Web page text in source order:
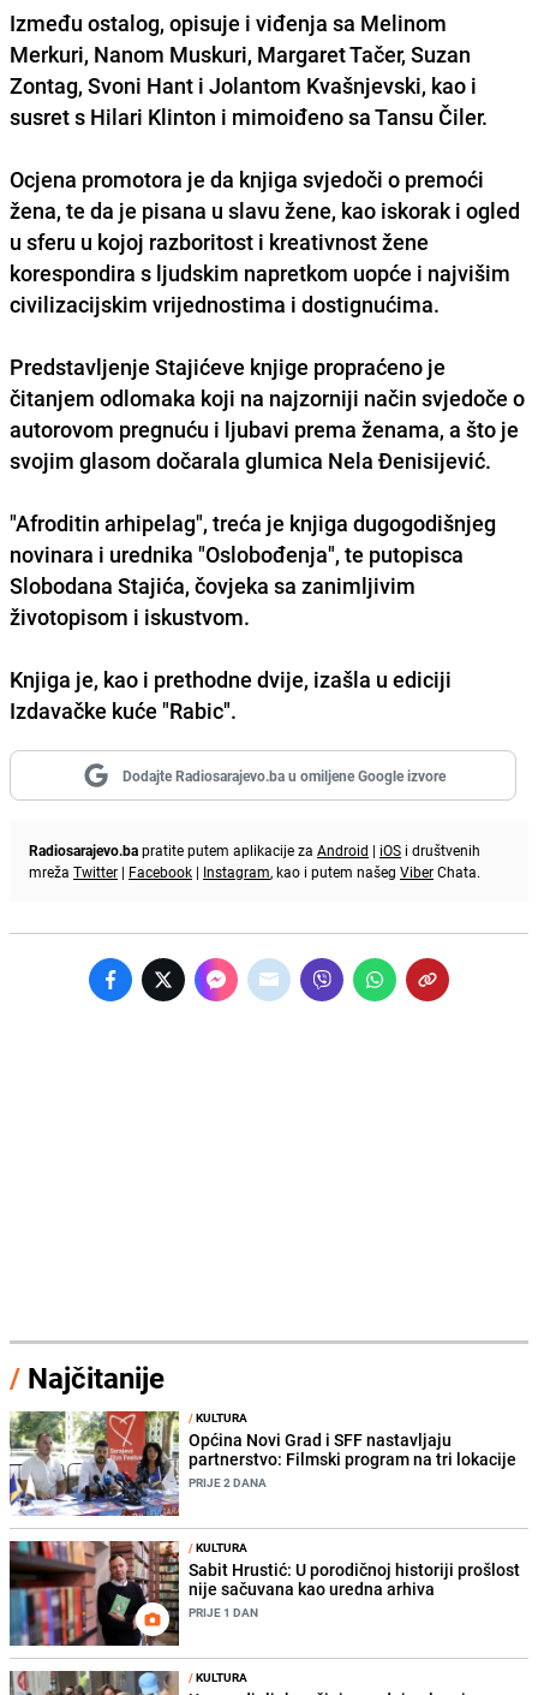
Između ostalog, opisuje i viđenja sa Melinom
Merkuri, Nanom Muskuri, Margaret Tačer, Suzan
Zontag, Svoni Hant i Jolantom Kvašnjevski, kao i
susret s Hilari Klinton i mimoiđeno sa Tansu Čiler.
Ocjena promotora je da knjiga svjedoči o premoći
žena, te da je pisana u slavu žene, kao iskorak i ogled
u sferu u kojoj razboritost i kreativnost žene
korespondira s ljudskim napretkom uopće i najvišim
civilizacijskim vrijednostima i dostignućima.
Predstavljenje Stajićeve knjige propraćeno je
čitanjem odlomaka koji na najzorniji način svjedoče o
autorovom pregnuću i ljubavi prema ženama, a što je
svojim glasom dočarala glumica Nela Đenisijević.
"Afroditin arhipelag", treća je knjiga dugogodišnjeg
novinara i urednika "Oslobođenja", te putopisca
Slobodana Stajića, čovjeka sa zanimljivim
životopisom i iskustvom.
Knjiga je, kao i prethodne dvije, izašla u ediciji
Izdavačke kuće "Rabic".
Dodajte Radiosarajevo.ba u omiljene Google izvore
Radiosarajevo.bapratite putem aplikacije za Android | iOS i društvenih
mreža Twitter | Facebook | Instagram, kao i putem našeg ViberChata.
/ Najčitanije
/KULTURA
Općina Novi Grad i SFF nastavljaju
partnerstvo: Filmski program na tri lokacije
PRIJE 2 DANA
/KULTURA
Sabit Hrustić: U porodičnoj historiji prošlost
nije sačuvana kao uredna arhiva
PRIJE 1 DAN
/KULTURA